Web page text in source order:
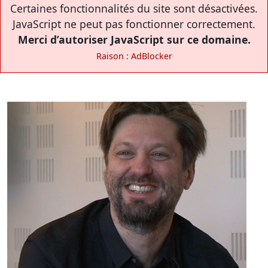
Certaines fonctionnalités du site sont désactivées.
JavaScript ne peut pas fonctionner correctement.
Merci d’autoriser JavaScript sur ce domaine.
Raison : AdBlocker